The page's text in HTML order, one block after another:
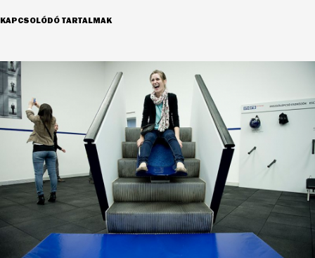
KAPCSOLÓDÓ TARTALMAK